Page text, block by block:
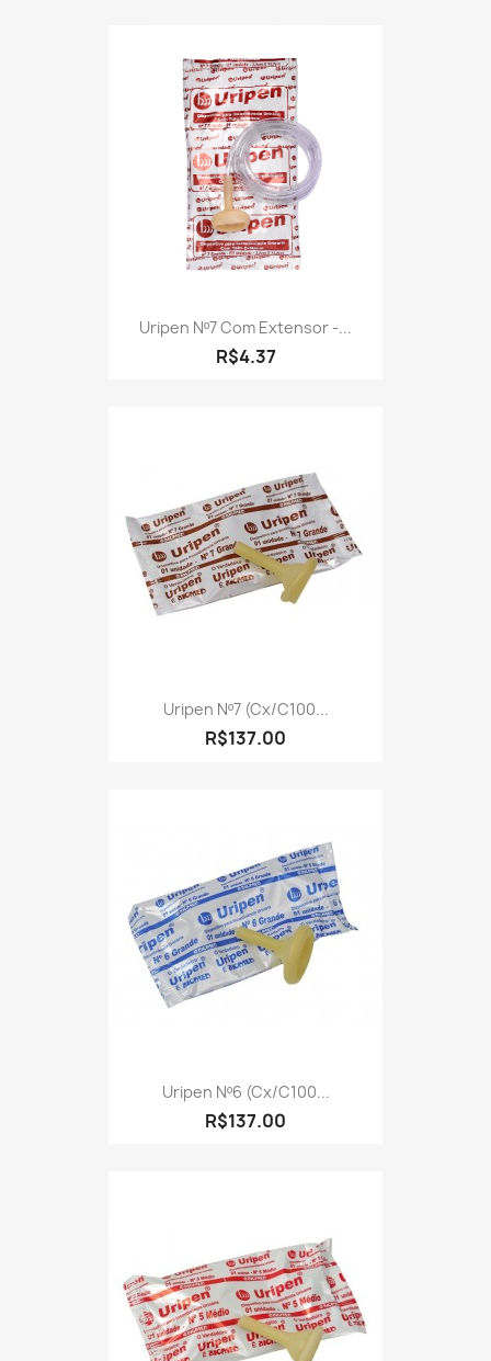
Uripen Nº7 Com Extensor -...
R$4.37
Uripen Nº7 (cx/c100...
R$137.00
Uripen Nº6 (cx/c100...
R$137.00